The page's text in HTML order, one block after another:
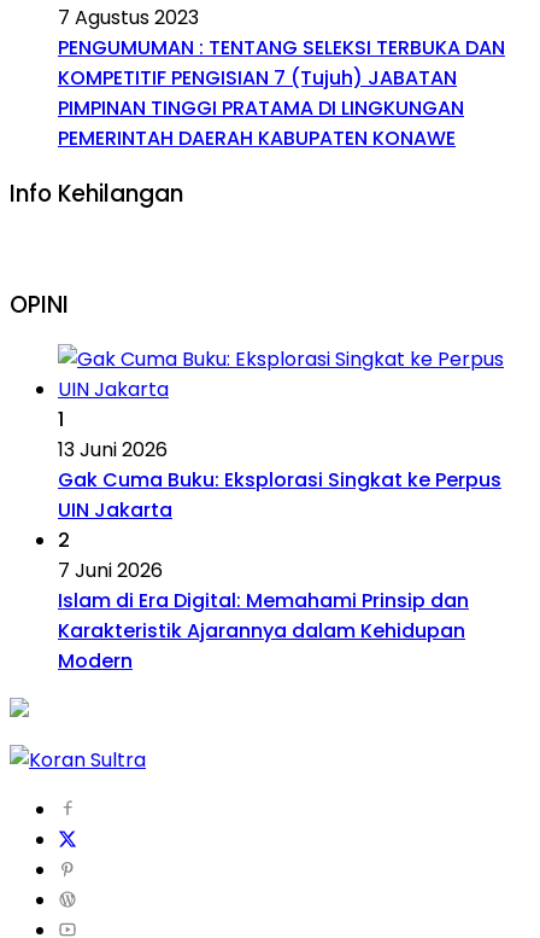
7 Agustus 2023
PENGUMUMAN : TENTANG SELEKSI TERBUKA DAN
KOMPETITIF PENGISIAN 7 (Tujuh) JABATAN
PIMPINAN TINGGI PRATAMA DI LINGKUNGAN
PEMERINTAH DAERAH KABUPATEN KONAWE
Info Kehilangan
OPINI
1
13 Juni 2026
Gak Cuma Buku: Eksplorasi Singkat ke Perpus
UIN Jakarta
2
7 Juni 2026
Islam di Era Digital: Memahami Prinsip dan
Karakteristik Ajarannya dalam Kehidupan
Modern